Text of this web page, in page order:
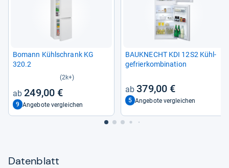
Bomann Kühl­schrank KG
320.2
(2k+)
249,00 €
9 Angebote vergleichen
BAU­KNECHT KDI 12S2 Kühl­
ge­frier­kom­bi­na­tion
379,00 €
5 Angebote vergleichen
Datenblatt